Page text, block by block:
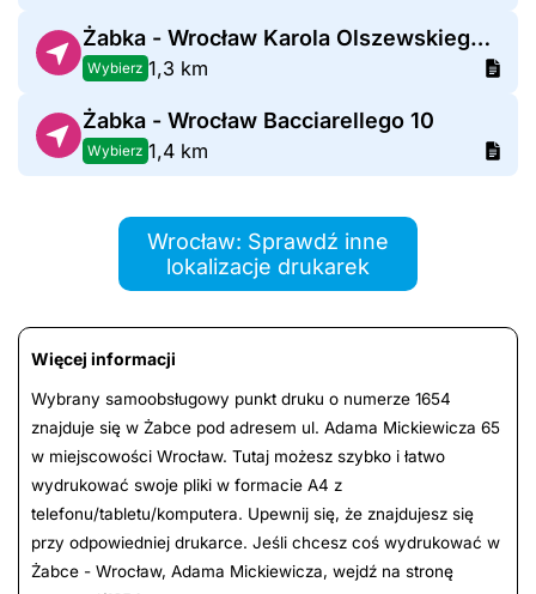
Żabka - Wrocław Karola Olszewskiego 70/1a
Wybierz 1,3 km
Żabka - Wrocław Bacciarellego 10
Wybierz 1,4 km
Wrocław: Sprawdź inne
lokalizacje drukarek
Więcej informacji
Wybrany samoobsługowy punkt druku o numerze 1654
znajduje się w Żabce pod adresem ul. Adama Mickiewicza 65
w miejscowości Wrocław. Tutaj możesz szybko i łatwo
wydrukować swoje pliki w formacie A4 z
telefonu/tabletu/komputera. Upewnij się, że znajdujesz się
przy odpowiedniej drukarce. Jeśli chcesz coś wydrukować w
Żabce - Wrocław, Adama Mickiewicza, wejdź na stronę